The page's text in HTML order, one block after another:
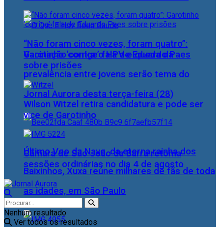
Vacinação contra o HPV e queda da
prevalência entre jovens serão tema do
Jornal Aurora desta terça-feira (28)
Último Voo da Nave, da eterna rainha dos
Baixinhos, Xuxa reúne milhares de fãs de toda
as idades, em São Paulo
“Não foram cinco vezes, foram quatro”:
Garotinho ‘corrige’ fala de Eduardo Paes
sobre prisões
Wilson Witzel retira candidatura e pode ser
vice de Garotinho
Câmara de São João da Barra retoma
sessões ordinárias no dia 4 de agosto
Nenhum resultado
Ver todos os resultados